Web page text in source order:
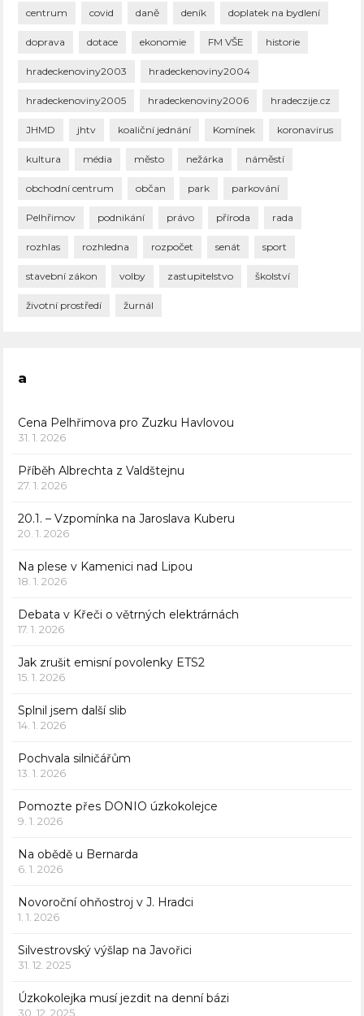
centrum covid daně deník doplatek na bydlení
doprava dotace ekonomie FM VŠE historie
hradeckenoviny2003 hradeckenoviny2004
hradeckenoviny2005 hradeckenoviny2006 hradeczije.cz
JHMD jhtv koaliční jednání Komínek koronavirus
kultura média město nežárka náměstí
obchodní centrum občan park parkování
Pelhřimov podnikání právo příroda rada
rozhlas rozhledna rozpočet senát sport
stavební zákon volby zastupitelstvo školství
životní prostředí žurnál
a
Cena Pelhřimova pro Zuzku Havlovou
31. 1. 2026
Příběh Albrechta z Valdštejnu
27. 1. 2026
20.1. – Vzpomínka na Jaroslava Kuberu
20. 1. 2026
Na plese v Kamenici nad Lipou
18. 1. 2026
Debata v Křeči o větrných elektrárnách
17. 1. 2026
Jak zrušit emisní povolenky ETS2
15. 1. 2026
Splnil jsem další slib
14. 1. 2026
Pochvala silničářům
13. 1. 2026
Pomozte přes DONIO úzkokolejce
9. 1. 2026
Na obědě u Bernarda
6. 1. 2026
Novoroční ohňostroj v J. Hradci
1. 1. 2026
Silvestrovský výšlap na Javořici
31. 12. 2025
Úzkokolejka musí jezdit na denní bázi
30. 12. 2025